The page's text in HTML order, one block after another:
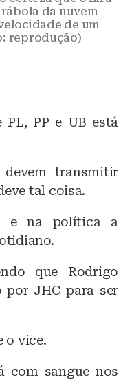
da nuvem
de um
reprodução)
PP e UB está
transmitir
tal coisa.
e na política a
que Rodrigo
por JHC para ser
o vice.
com sangue nos